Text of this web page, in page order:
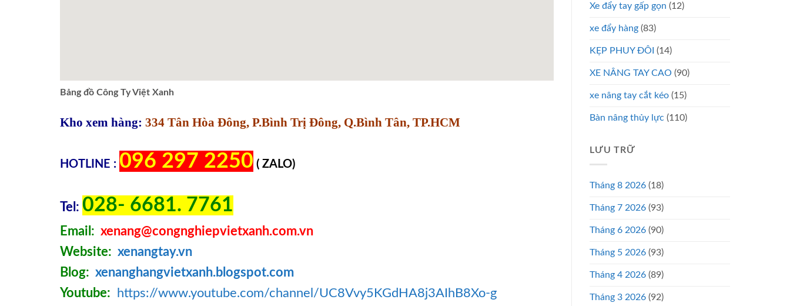
Bảng đồ Công Ty Việt Xanh
Kho xem hàng: 334 Tân Hòa Đông, P.Bình Trị Đông, Q.Bình Tân, TP.HCM
HOTLINE : 096 297 2250 ( ZALO)
Tel: 028- 6681. 7761
Email: xenang@congnghiepvietxanh.com.vn
Website: xenangtay.vn
Blog: xenanghangvietxanh.blogspot.com
Youtube:
https://www.youtube.com/channel/UC8Vvy5KGdHA8j3AIhB8Xo-g
Xe đẩy tay gấp gọn (12)
xe đẩy hàng (83)
KẸP PHUY ĐÔI (14)
XE NÂNG TAY CAO (90)
xe nâng tay cắt kéo (15)
Bàn nâng thủy lực (110)
LƯU TRỮ
Tháng 8 2026 (18)
Tháng 7 2026 (93)
Tháng 6 2026 (90)
Tháng 5 2026 (93)
Tháng 4 2026 (89)
Tháng 3 2026 (92)